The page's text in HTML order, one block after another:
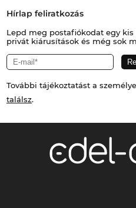
Hírlap feliratkozás
Lepd meg postafiókodat egy kis
privát kiárusítások és még sok
További tájékoztatást a
találsz.